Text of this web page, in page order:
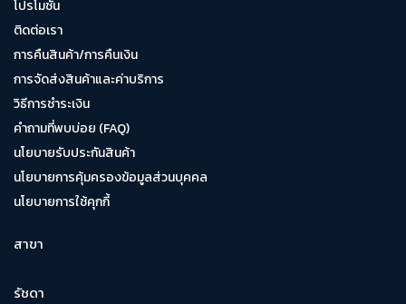
โปรโมชั่น
ติดต่อเรา
การคืนสินค้า/การคืนเงิน
การจัดส่งสินค้าและค่าบริการ
วิธีการชำระเงิน
คำถามที่พบบ่อย (FAQ)
นโยบายรับประกันสินค้า
นโยบายการคุ้มครองข้อมูลส่วนบุคคล
นโยบายการใช้คุกกี้
สาขา
รัชดา